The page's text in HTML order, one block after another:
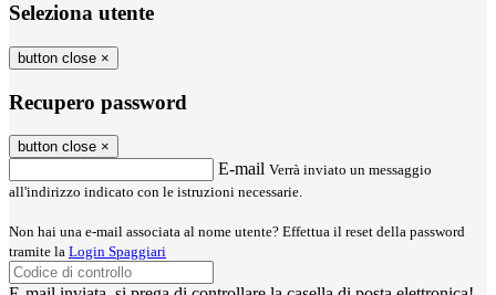
Seleziona utente
button close ×
Recupero password
button close ×
E-mail Verrà inviato un messaggio
all'indirizzo indicato con le istruzioni necessarie.
Non hai una e-mail associata al nome utente? Effettua il reset della password
tramite la Login Spaggiari